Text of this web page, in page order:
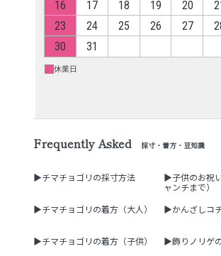
Frequently Asked 採寸・着方・豆知識
▶チマチョゴリの採寸方法
▶子供のお祝
ャンチまで）
▶チマチョゴリの着方（大人）
▶かんざしコ
▶チマチョゴリの着方（子供） ▶飾りノリゲ